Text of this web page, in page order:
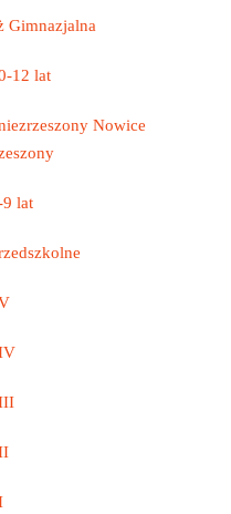
Gimnazjalna
12 lat
Nowice
lat